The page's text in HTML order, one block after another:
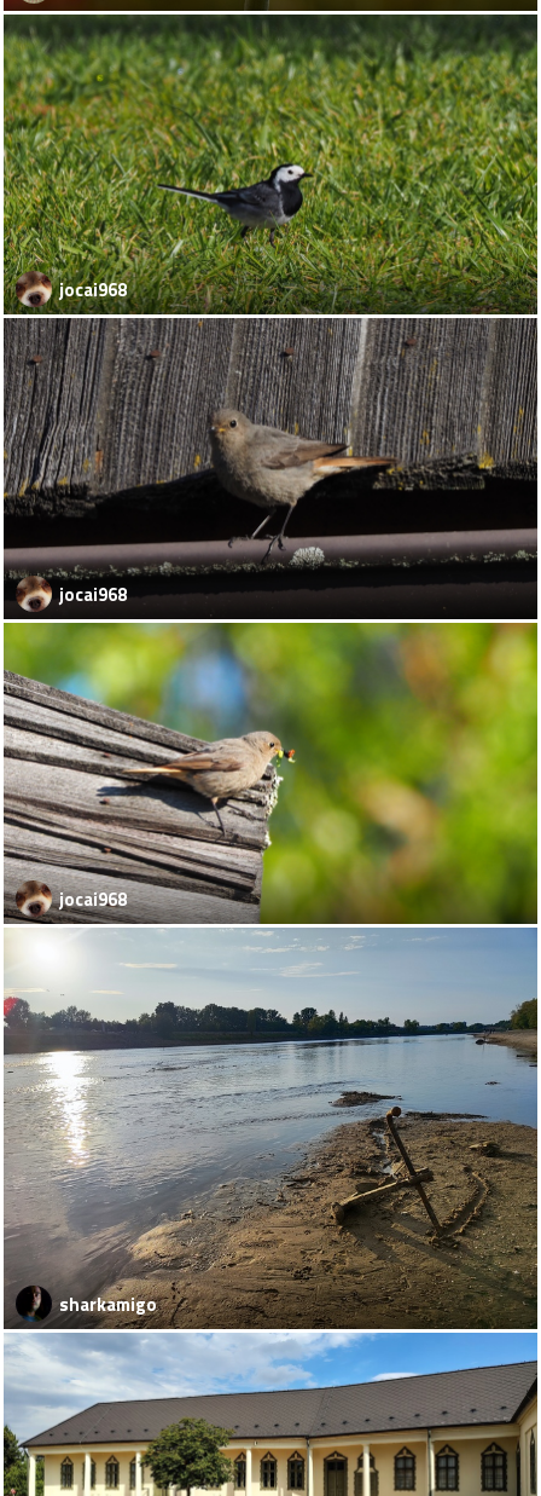
jocai968
jocai968
jocai968
sharkamigo